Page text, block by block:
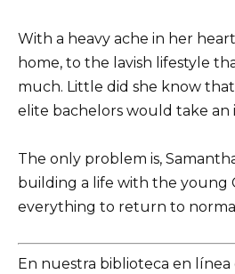
With a heavy ache in her
home, to the lavish lifestyle
much. Little did she know that
elite bachelors would take an
The only problem is,
building a life with the young
everything to return to
En nuestra biblioteca en